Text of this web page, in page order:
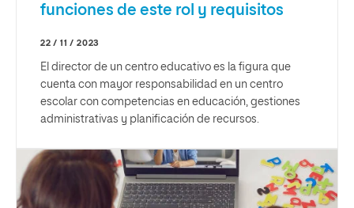
funciones de este rol y requisitos
22 / 11 / 2023
El director de un centro educativo es la figura que
cuenta con mayor responsabilidad en un centro
escolar con competencias en educación, gestiones
administrativas y planificación de recursos.